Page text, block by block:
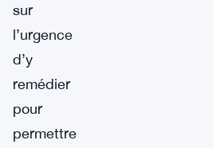
sur
l’urgence
d’y
remédier
pour
permettre